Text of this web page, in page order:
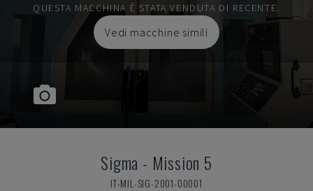
QUESTA MACCHINA È STATA VENDUTA DI RECENTE.
Vedi macchine simili
Sigma - Mission 5
IT-MIL-SIG-2001-00001